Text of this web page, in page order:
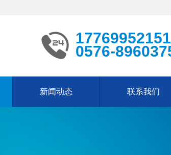
17769952151
0576-
新闻动态 联系我们